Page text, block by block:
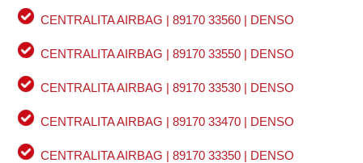
CENTRALITA AIRBAG | 89170 33560 | DENSO
CENTRALITA AIRBAG | 89170 33550 | DENSO
CENTRALITA AIRBAG | 89170 33530 | DENSO
CENTRALITA AIRBAG | 89170 33470 | DENSO
CENTRALITA AIRBAG | 89170 33350 | DENSO